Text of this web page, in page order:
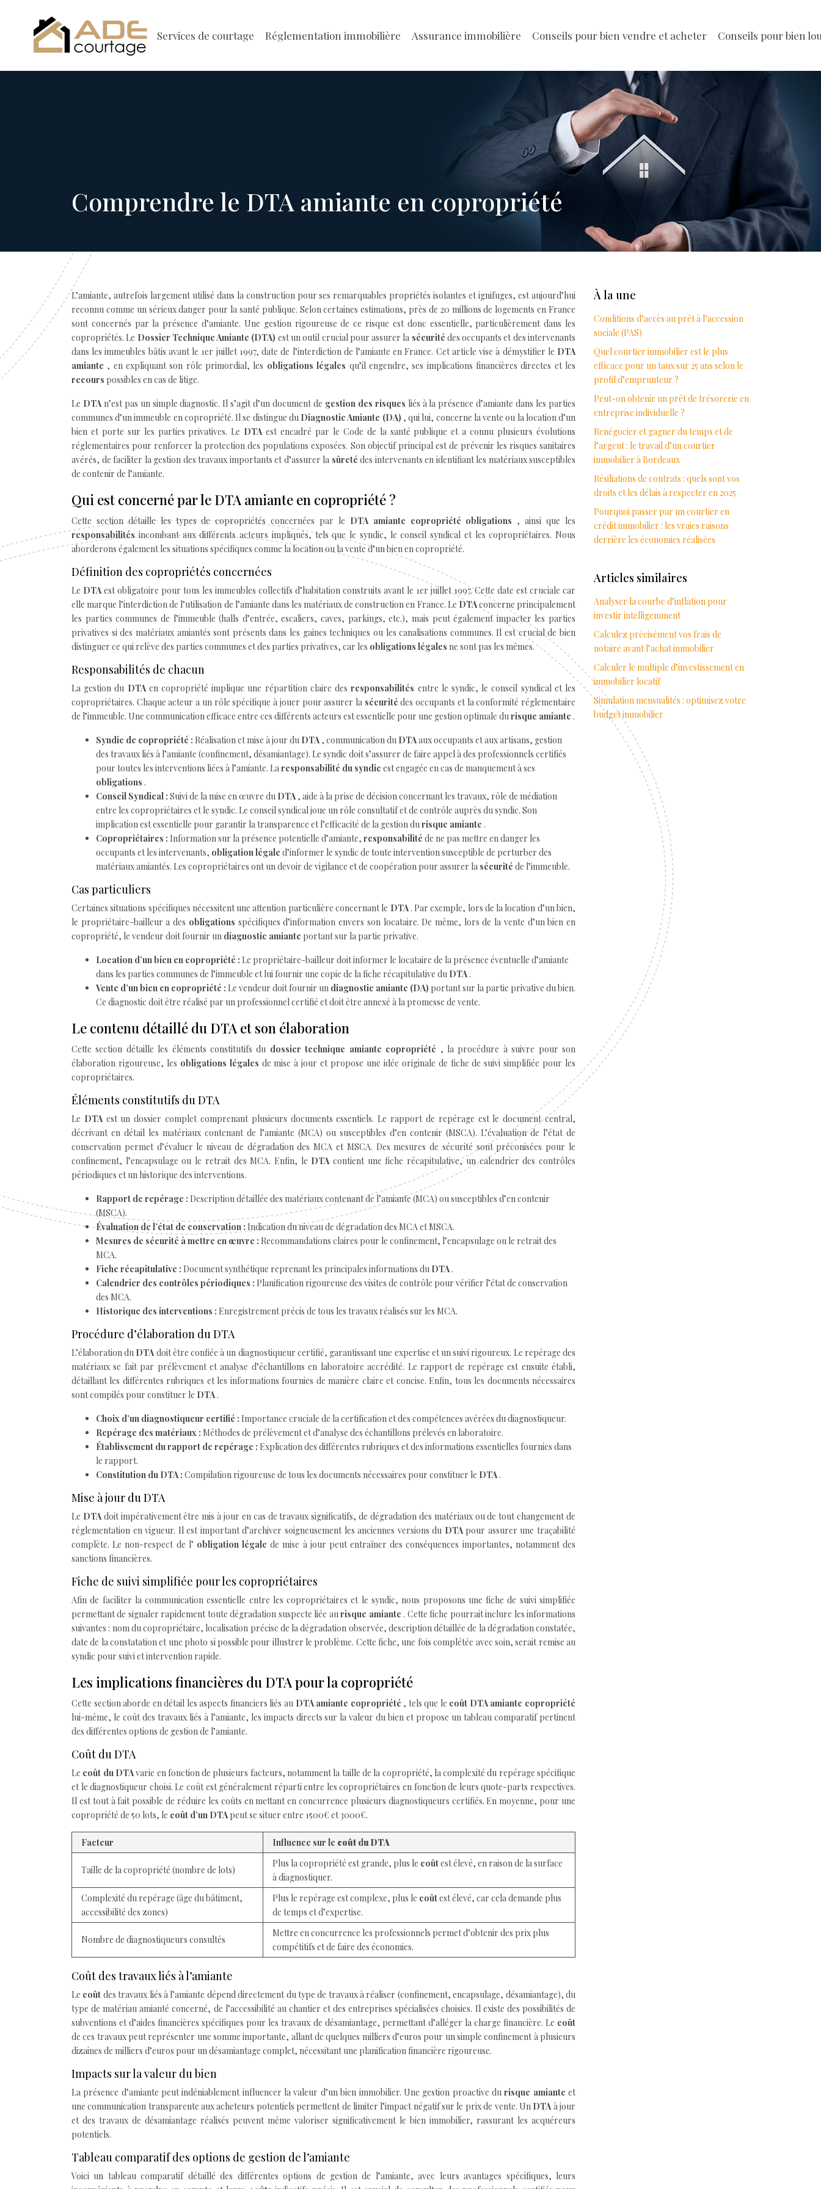
Services de courtage Réglementation immobilière Assurance immobilière Conseils pour bien vendre et acheter Conseils pour bien
Comprendre le DTA amiante en copropriété
L’amiante, autrefois largement utilisé dans la construction pour ses remarquables propriétés isolantes et ignifuges, est aujourd’hui
reconnu comme un sérieux danger pour la santé publique. Selon certaines estimations, près de 20 millions de logements en France
sont concernés par la présence d’amiante. Une gestion rigoureuse de ce risque est donc essentielle, particulièrement dans les
copropriétés. Le Dossier Technique Amiante (DTA) est un outil crucial pour assurer la sécurité des occupants et des intervenants
dans les immeubles bâtis avant le 1er juillet 1997, date de l’interdiction de l’amiante en France. Cet article vise à démystifier le DTA
amiante , en expliquant son rôle primordial, les obligations légales qu’il engendre, ses implications financières directes et les
recours possibles en cas de litige.
Le DTAn’est pas un simple diagnostic. Il s’agit d’un document de gestion des risques liés à la présence d’amiante dans les parties
communes d’un immeuble en copropriété. Il se distingue du Diagnostic Amiante (DA) , qui lui, concerne la vente ou la location d’un
bien et porte sur les parties privatives. Le DTAest encadré par le Code de la santé publique et a connu plusieurs évolutions
réglementaires pour renforcer la protection des populations exposées. Son objectif principal est de prévenir les risques sanitaires
avérés, de faciliter la gestion des travaux importants et d’assurer la sûreté des intervenants en identifiant les matériaux susceptibles
de contenir de l’amiante.
Qui est concerné par le DTA amiante en copropriété ?
Cette section détaille les types de copropriétés concernées par le DTA amiante copropriété obligations , ainsi que les
responsabilités incombant aux différents acteurs impliqués, tels que le syndic, le conseil syndical et les copropriétaires. Nous
aborderons également les situations spécifiques comme la location ou la vente d’un bien en copropriété.
Définition des copropriétés concernées
Le DTAest obligatoire pour tous les immeubles collectifs d’habitation construits avant le 1er juillet 1997. Cette date est cruciale car
elle marque l’interdiction de l’utilisation de l’amiante dans les matériaux de construction en France. Le DTAconcerne principalement
les parties communes de l’immeuble (halls d’entrée, escaliers, caves, parkings, etc.), mais peut également impacter les parties
privatives si des matériaux amiantés sont présents dans les gaines techniques ou les canalisations communes. Il est crucial de bien
distinguer ce qui relève des parties communes et des parties privatives, car les obligations légales ne sont pas les mêmes.
Responsabilités de chacun
La gestion du DTA en copropriété implique une répartition claire desresponsabilités entre le syndic, le conseil syndical et les
copropriétaires. Chaque acteur a un rôle spécifique à jouer pour assurer la sécuritédes occupants et la conformité réglementaire
de l’immeuble. Une communication efficace entre ces différents acteurs est essentielle pour une gestion optimale durisque amiante .
Syndic de copropriété : Réalisation et mise à jour du DTA, communication du DTAaux occupants et aux artisans, gestion
des travaux liés à l’amiante (confinement, désamiantage). Le syndic doit s’assurer de faire appel à des professionnels certifiés
pour toutes les interventions liées à l’amiante. Laresponsabilité du syndic est engagée en cas de manquement à ses
obligations .
Conseil Syndical : Suivi de la mise en œuvre du DTA, aide à la prise de décision concernant les travaux, rôle de médiation
entre les copropriétaires et le syndic. Le conseil syndical joue un rôle consultatif et de contrôle auprès du syndic. Son
implication est essentielle pour garantir la transparence et l’efficacité de la gestion durisque amiante .
Copropriétaires : Information sur la présence potentielle d’amiante, responsabilité de ne pas mettre en danger les
occupants et les intervenants, obligation légale d’informer le syndic de toute intervention susceptible de perturber des
matériaux amiantés. Les copropriétaires ont un devoir de vigilance et de coopération pour assurer la sécurité de l’immeuble.
Cas particuliers
Certaines situations spécifiques nécessitent une attention particulière concernant le DTA. Par exemple, lors de la location d’un bien,
le propriétaire-bailleur a des obligations spécifiques d’information envers son locataire. De même, lors de la vente d’un bien en
copropriété, le vendeur doit fournir un diagnostic amiante portant sur la partie privative.
Location d’un bien en copropriété : Le propriétaire-bailleur doit informer le locataire de la présence éventuelle d’amiante
dans les parties communes de l’immeuble et lui fournir une copie de la fiche récapitulative du DTA.
Vente d’un bien en copropriété : Le vendeur doit fournir un diagnostic amiante (DA) portant sur la partie privative du bien.
Ce diagnostic doit être réalisé par un professionnel certifié et doit être annexé à la promesse de vente.
Le contenu détaillé du DTA et son élaboration
Cette section détaille les éléments constitutifs du dossier technique amiante copropriété , la procédure à suivre pour son
élaboration rigoureuse, les obligations légales de mise à jour et propose une idée originale de fiche de suivi simplifiée pour les
copropriétaires.
Éléments constitutifs du DTA
Le DTA est un dossier complet comprenant plusieurs documents essentiels. Le rapport de repérage est le document central,
décrivant en détail les matériaux contenant de l’amiante (MCA) ou susceptibles d’en contenir (MSCA). L’évaluation de l’état de
conservation permet d’évaluer le niveau de dégradation des MCA et MSCA. Des mesures de sécurité sont préconisées pour le
confinement, l’encapsulage ou le retrait des MCA. Enfin, le DTAcontient une fiche récapitulative, un calendrier des contrôles
périodiques et un historique des interventions.
Rapport de repérage : Description détaillée des matériaux contenant de l’amiante (MCA) ou susceptibles d’en contenir
(MSCA).
Évaluation de l’état de conservation : Indication du niveau de dégradation des MCA et MSCA.
Mesures de sécurité à mettre en œuvre : Recommandations claires pour le confinement, l’encapsulage ou le retrait des
MCA.
Fiche récapitulative : Document synthétique reprenant les principales informations du DTA.
Calendrier des contrôles périodiques : Planification rigoureuse des visites de contrôle pour vérifier l’état de conservation
des MCA.
Historique des interventions : Enregistrement précis de tous les travaux réalisés sur les MCA.
Procédure d’élaboration du DTA
L’élaboration du DTAdoit être confiée à un diagnostiqueur certifié, garantissant une expertise et un suivi rigoureux. Le repérage des
matériaux se fait par prélèvement et analyse d’échantillons en laboratoire accrédité. Le rapport de repérage est ensuite établi,
détaillant les différentes rubriques et les informations fournies de manière claire et concise. Enfin, tous les documents nécessaires
sont compilés pour constituer le DTA.
Choix d’un diagnostiqueur certifié : Importance cruciale de la certification et des compétences avérées du diagnostiqueur.
Repérage des matériaux : Méthodes de prélèvement et d’analyse des échantillons prélevés en laboratoire.
Établissement du rapport de repérage : Explication des différentes rubriques et des informations essentielles fournies dans
le rapport.
Constitution du DTA : Compilation rigoureuse de tous les documents nécessaires pour constituer le DTA.
Mise à jour du DTA
Le DTAdoit impérativement être mis à jour en cas de travaux significatifs, de dégradation des matériaux ou de tout changement de
réglementation en vigueur. Il est important d’archiver soigneusement les anciennes versions du DTA pour assurer une traçabilité
complète. Le non-respect de l’ obligation légalede mise à jour peut entraîner des conséquences importantes, notamment des
sanctions financières.
Fiche de suivi simplifiée pour les copropriétaires
Afin de faciliter la communication essentielle entre les copropriétaires et le syndic, nous proposons une fiche de suivi simplifiée
permettant de signaler rapidement toute dégradation suspecte liée aurisque amiante . Cette fiche pourrait inclure les informations
suivantes : nom du copropriétaire, localisation précise de la dégradation observée, description détaillée de la dégradation constatée,
date de la constatation et une photo si possible pour illustrer le problème. Cette fiche, une fois complétée avec soin, serait remise au
syndic pour suivi et intervention rapide.
Les implications financières du DTA pour la copropriété
Cette section aborde en détail les aspects financiers liés au DTA amiante copropriété , tels que le coût DTA amiante copropriété
lui-même, le coût des travaux liés à l’amiante, les impacts directs sur la valeur du bien et propose un tableau comparatif pertinent
des différentes options de gestion de l’amiante.
Coût du DTA
Le coût du DTAvarie en fonction de plusieurs facteurs, notamment la taille de la copropriété, la complexité du repérage spécifique
et le diagnostiqueur choisi. Le coût est généralement réparti entre les copropriétaires en fonction de leurs quote-parts respectives.
Il est tout à fait possible de réduire les coûts en mettant en concurrence plusieurs diagnostiqueurs certifiés. En moyenne, pour une
copropriété de 50 lots, le coût d’un DTApeut se situer entre 1500€ et 3000€.
Facteur Influence sur le coût du DTA
Taille de la copropriété (nombre de lots)
Plus la copropriété est grande, plus le coûtest élevé, en raison de la surface
à diagnostiquer.
Complexité du repérage (âge du bâtiment,
accessibilité des zones)
Plus le repérage est complexe, plus le coûtest élevé, car cela demande plus
de temps et d’expertise.
Nombre de diagnostiqueurs consultés
Mettre en concurrence les professionnels permet d’obtenir des prix plus
compétitifs et de faire des économies.
Coût des travaux liés à l’amiante
Le coût des travaux liés à l’amiante dépend directement du type de travaux à réaliser (confinement, encapsulage, désamiantage), du
type de matériau amianté concerné, de l’accessibilité au chantier et des entreprises spécialisées choisies. Il existe des possibilités de
subventions et d’aides financières spécifiques pour les travaux de désamiantage, permettant d’alléger la charge financière. Le coût
de ces travaux peut représenter une somme importante, allant de quelques milliers d’euros pour un simple confinement à plusieurs
dizaines de milliers d’euros pour un désamiantage complet, nécessitant une planification financière rigoureuse.
Impacts sur la valeur du bien
La présence d’amiante peut indéniablement influencer la valeur d’un bien immobilier. Une gestion proactive durisque amianteet
une communication transparente aux acheteurs potentiels permettent de limiter l’impact négatif sur le prix de vente. Un DTAà jour
et des travaux de désamiantage réalisés peuvent même valoriser significativement le bien immobilier, rassurant les acquéreurs
potentiels.
Tableau comparatif des options de gestion de l’amiante
Voici un tableau comparatif détaillé des différentes options de gestion de l’amiante, avec leurs avantages spécifiques, leurs
À la une
Conditions d’accès au prêt à l’accession
sociale (PAS)
Quel courtier immobilier est le plus
efficace pour un taux sur 25 ans selon le
profil d’emprunteur ?
Peut-on obtenir un prêt de trésorerie en
entreprise individuelle ?
Renégocier et gagner du temps et de
l’argent : le travail d’un courtier
immobilier à Bordeaux
Résiliations de contrats : quels sont vos
droits et les délais à respecter en 2025
Pourquoi passer par un courtier en
crédit immobilier : les vraies raisons
derrière les économies réalisées
Articles similaires
Analyser la courbe d’inflation pour
investir intelligemment
Calculez précisément vos frais de
notaire avant l’achat immobilier
Calculer le multiple d’investissement en
immobilier locatif
Simulation mensualités : optimisez votre
budget immobilier